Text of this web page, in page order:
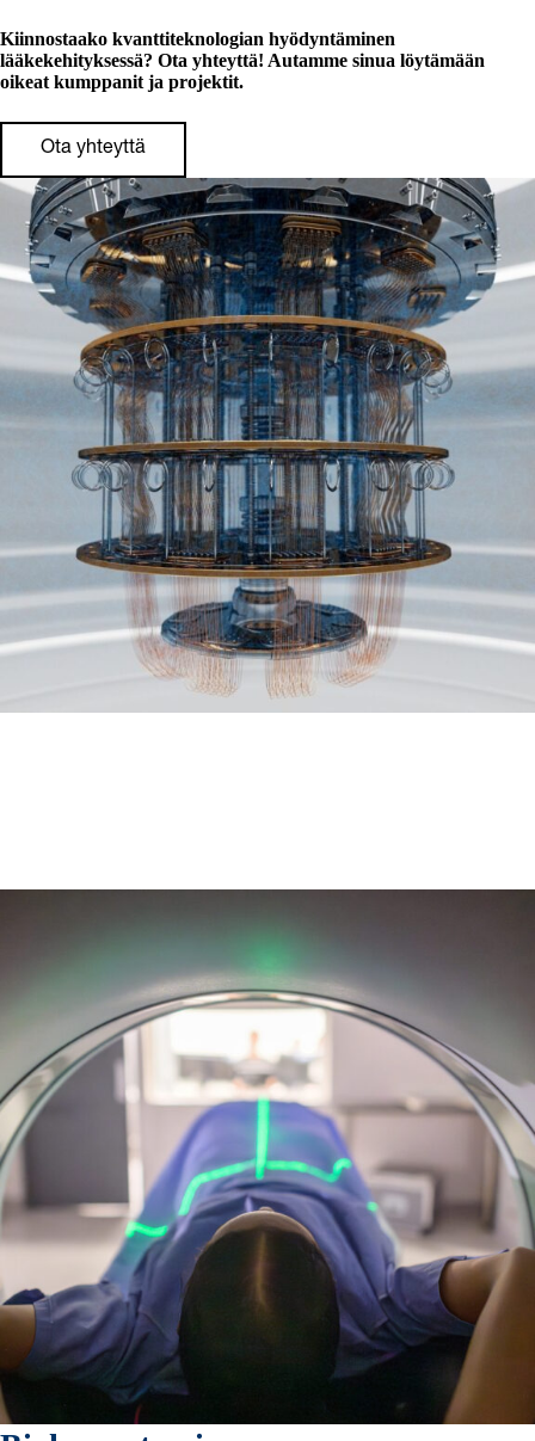
Kiinnostaako kvanttiteknologian hyödyntäminen
lääkekehityksessä? Ota yhteyttä! Autamme sinua löytämään
oikeat kumppanit ja projektit.
Ota yhteyttä